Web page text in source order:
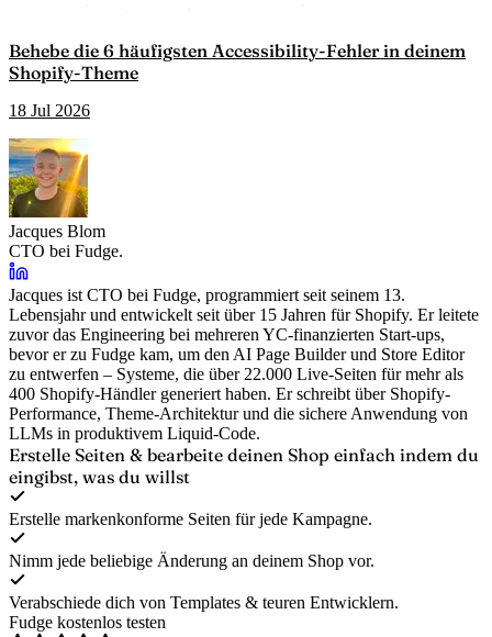
Behebe die 6 häufigsten Accessibility-Fehler in deinem
Shopify-Theme
18 Jul 2026
Jacques Blom
CTO bei Fudge.
Jacques ist CTO bei Fudge, programmiert seit seinem 13.
Lebensjahr und entwickelt seit über 15 Jahren für Shopify. Er leitete
zuvor das Engineering bei mehreren YC-finanzierten Start-ups,
bevor er zu Fudge kam, um den AI Page Builder und Store Editor
zu entwerfen – Systeme, die über 22.000 Live-Seiten für mehr als
400 Shopify-Händler generiert haben. Er schreibt über Shopify-
Performance, Theme-Architektur und die sichere Anwendung von
LLMs in produktivem Liquid-Code.
Erstelle Seiten & bearbeite deinen Shop einfach indem du
eingibst, was du willst
Erstelle markenkonforme Seiten für jede Kampagne.
Nimm jede beliebige Änderung an deinem Shop vor.
Verabschiede dich von Templates & teuren Entwicklern.
Fudge kostenlos testen